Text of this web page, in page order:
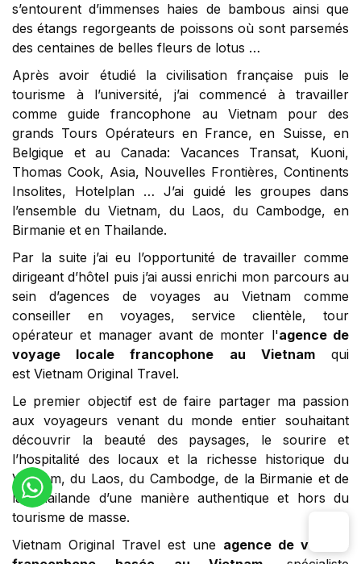
s’entourent d’immenses haies de bambous ainsi que
des étangs regorgeants de poissons où sont parsemés
des centaines de belles fleurs de lotus …
Après avoir étudié la civilisation française puis le
tourisme à l’université, j’ai commencé à travailler
comme guide francophone au Vietnam pour des
grands Tours Opérateurs en France, en Suisse, en
Belgique et au Canada: Vacances Transat, Kuoni,
Thomas Cook, Asia, Nouvelles Frontières, Continents
Insolites, Hotelplan … J’ai guidé les groupes dans
l’ensemble du Vietnam, du Laos, du Cambodge, en
Birmanie et en Thailande.
Par la suite j’ai eu l’opportunité de travailler comme
dirigeant d’hôtel puis j’ai aussi enrichi mon parcours au
sein d’agences de voyages au Vietnam comme
conseiller en voyages, service clientèle, tour
opérateur et manager avant de monter l'agence de
voyage locale francophone au Vietnamqui
est Vietnam Original Travel.
Le premier objectif est de faire partager ma passion
aux voyageurs venant du monde entier souhaitant
découvrir la beauté des paysages, le sourire et
l’hospitalité des locaux et la richesse historique du
Vietnam, du Laos, du Cambodge, de la Birmanie et de
la Thailande d’une manière authentique et hors du
tourisme de masse.
Vietnam Original Travel est une agence de voyage